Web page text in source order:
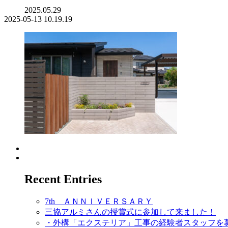
2025.05.29
2025-05-13 10.19.19
Recent Entries
7th ＡＮＮＩＶＥＲＳＡＲＹ
三協アルミさんの授賞式に参加して来ました！
・外構「エクステリア」工事の経験者スタッフを